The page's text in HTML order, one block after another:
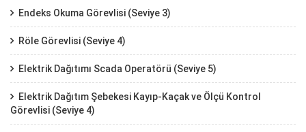
Endeks Okuma Görevlisi (Seviye 3)
Röle Görevlisi (Seviye 4)
Elektrik Dağıtımı Scada Operatörü (Seviye 5)
Elektrik Dağıtım Şebekesi Kayıp-Kaçak ve Ölçü Kontrol
Görevlisi (Seviye 4)